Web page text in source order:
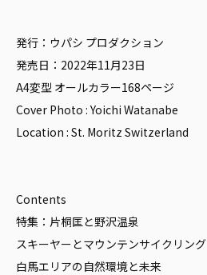
発行：ウパシ プロダクション
発売日：2022年11月23日
A4変型 オールカラー168ページ
Cover Photo : Yoichi Watanabe
Location : St. Moritz Switzerland
Contents
特集：片桐匡と野沢温泉
スキーヤーとマウンテンサイクリング
白馬エリアの自然環境と未来